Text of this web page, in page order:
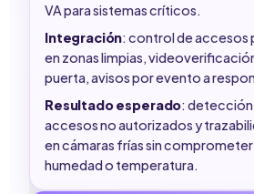
VA para sistemas críticos.
Integración: control de accesos
en zonas limpias,
puerta, avisos por evento a
Resultado esperado:
accesos no autorizados y
en cámaras frías sin
humedad o temperatura.